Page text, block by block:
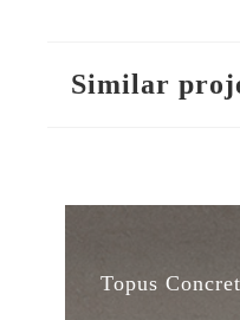
Similar
Topus